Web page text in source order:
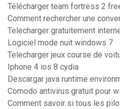
Télécharger team fortress 2
Comment rechercher une
Telecharger gratuitement
Logiciel mode nuit windows 7
Telecharger jeux course de
Iphone 4 ios 8 cydia
Descargar java runtime
Comodo antivirus gratuit pour
Comment savoir si tous les